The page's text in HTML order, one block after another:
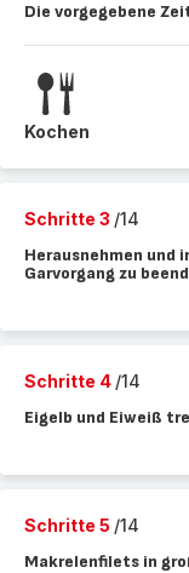
Die vorgegebene
Kochen
Schritte 3 /14
Herausnehmen und
Garvorgang zu
Schritte 4 /14
Eigelb und Eiweiß
Schritte 5 /14
Makrelenfilets in